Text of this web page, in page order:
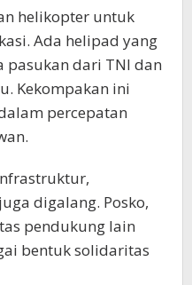
helikopter untuk
Ada helipad yang
pasukan dari TNI dan
Kekompakan ini
percepatan
digalang. Posko,
pendukung lain
bentuk solidaritas